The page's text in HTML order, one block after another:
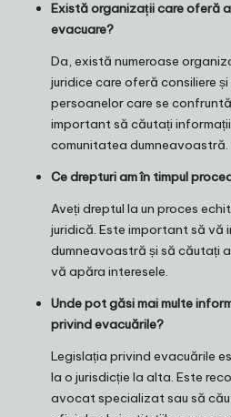
Există organizații care oferă
evacuare?
Da, există numeroase
juridice care oferă consiliere
persoanelor care se
important să căutați
comunitatea dumneavoastră.
Ce drepturi am în timpul
Aveți dreptul la un proces
juridică. Este important să vă
dumneavoastră și să căutați
vă apăra interesele.
Unde pot găsi mai multe
privind evacuările?
Legislația privind evacuările
la o jurisdicție la alta. Este
avocat specializat sau să